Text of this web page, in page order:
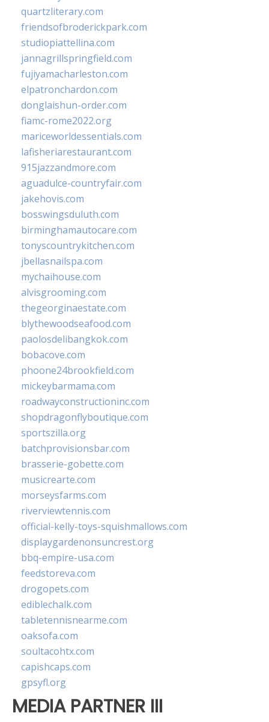
quartzliterary.com
friendsofbroderickpark.com
studiopiattellina.com
jannagrillspringfield.com
fujiyamacharleston.com
elpatronchardon.com
donglaishun-order.com
fiamc-rome2022.org
mariceworldessentials.com
lafisheriarestaurant.com
915jazzandmore.com
aguadulce-countryfair.com
jakehovis.com
bosswingsduluth.com
birminghamautocare.com
tonyscountrykitchen.com
jbellasnailspa.com
mychaihouse.com
alvisgrooming.com
thegeorginaestate.com
blythewoodseafood.com
paolosdelibangkok.com
bobacove.com
phoone24brookfield.com
mickeybarmama.com
roadwayconstructioninc.com
shopdragonflyboutique.com
sportszilla.org
batchprovisionsbar.com
brasserie-gobette.com
musicrearte.com
morseysfarms.com
riverviewtennis.com
official-kelly-toys-squishmallows.com
displaygardenonsuncrest.org
bbq-empire-usa.com
feedstoreva.com
drogopets.com
ediblechalk.com
tabletennisnearme.com
oaksofa.com
soultacohtx.com
capishcaps.com
gpsyfl.org
MEDIA PARTNER III